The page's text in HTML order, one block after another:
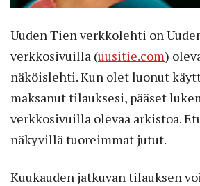
Uuden Tien verkkolehti on
verkkosivuilla (uusitie.com)
näköislehti. Kun olet luonut
maksanut tilauksesi, pääset
verkkosivuilla olevaa arkistoa.
näkyvillä tuoreimmat jutut.
Kuukauden jatkuvan tilauksen